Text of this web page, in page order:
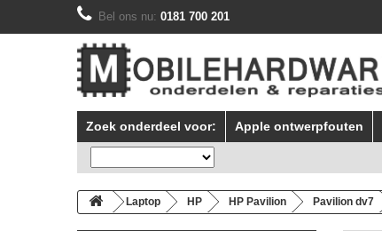
Bel ons nu: 0181 700 201
Zoek onderdeel voor: Apple ontwerpfouten
Laptop HP HP Pavilion Pavilion dv7